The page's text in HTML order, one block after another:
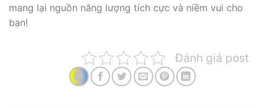
mang lại nguồn năng lượng tích cực và niềm vui cho
bạn!
Đánh giá post